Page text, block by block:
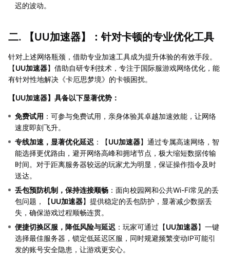
迟的波动。
二. 【UU加速器】：针对卡顿的专业优化工具
针对上述网络瓶颈，借助专业加速工具成为提升体验的有效手段。
【UU加速器】借助自研专利技术，专注于国际服游戏网络优化，能
有针对性地解决《卡厄思梦境》的卡顿困扰。
【UU加速器】具备以下显著优势：
免费试用 ：可参与免费试用，亲身体验其卓越加速效能，让网络
速度即刻飞升。
专线加速，显著优化延迟 ：【UU加速器】通过专属高速网络，智
能选择更优路由，避开网络高峰和拥堵节点，极大缩短数据传输
时间。对于距离服务器较远的玩家尤为明显，保证操作指令及时
送达。
丢包预防机制，保持连接顺畅 ：面向校园网和公共Wi-Fi常见的丢
包问题，【UU加速器】提供稳定的丢包防护，显著减少数据丢
失，确保游戏过程顺畅连贯。
便捷切换区服，降低风险与延迟 ：玩家可通过【UU加速器】一键
选择最佳服务器，锁定低延迟区服，同时规避频繁变动IP可能引
发的账号安全隐患，让游戏更安心。